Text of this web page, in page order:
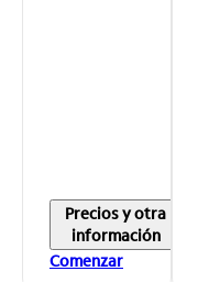
Precios y otra
información
Comenzar